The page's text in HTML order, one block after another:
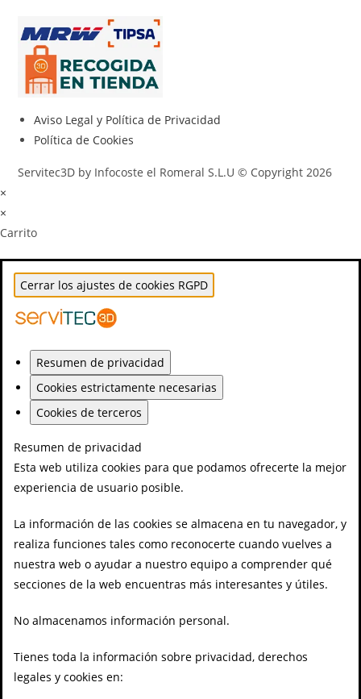
Aviso Legal y Política de Privacidad
Política de Cookies
Servitec3D by Infocoste el Romeral S.L.U © Copyright 2026
×
×
Carrito
Cerrar los ajustes de cookies RGPD
Resumen de privacidad
Cookies estrictamente necesarias
Cookies de terceros
Resumen de privacidad
Esta web utiliza cookies para que podamos ofrecerte la mejor
experiencia de usuario posible.
La información de las cookies se almacena en tu navegador, y
realiza funciones tales como reconocerte cuando vuelves a
nuestra web o ayudar a nuestro equipo a comprender qué
secciones de la web encuentras más interesantes y útiles.
No almacenamos información personal.
Tienes toda la información sobre privacidad, derechos
legales y cookies en: